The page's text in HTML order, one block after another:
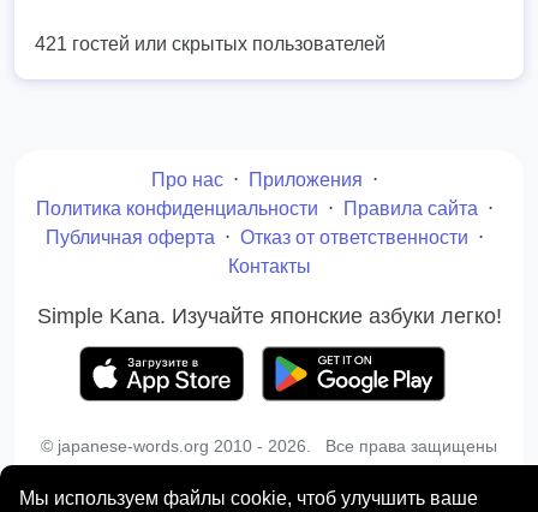
Мы используем файлы cookie, чтоб улучшить ваше
421 гостей или скрытых пользователей
Про нас ⋅ Приложения ⋅
Политика конфиденциальности ⋅ Правила сайта ⋅
Публичная оферта ⋅ Отказ от ответственности ⋅
Контакты
Simple Kana. Изучайте японские азбуки легко!
© japanese-words.org 2010 - 2026. Все права защищены
Копирование материалов сайта запрещено без
письменного разрешения администрации